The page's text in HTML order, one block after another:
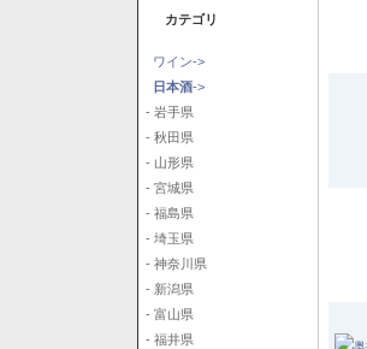
カテゴリ
ワイン->
日本酒->
- 岩手県
- 秋田県
- 山形県
- 宮城県
- 福島県
- 埼玉県
- 神奈川県
- 新潟県
- 富山県
- 福井県